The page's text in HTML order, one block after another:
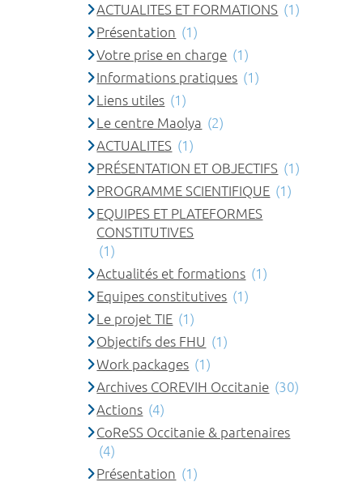
ACTUALITES ET FORMATIONS (1)
Présentation (1)
Votre prise en charge (1)
Informations pratiques (1)
Liens utiles (1)
Le centre Maolya (2)
ACTUALITES (1)
PRÉSENTATION ET OBJECTIFS (1)
PROGRAMME SCIENTIFIQUE (1)
EQUIPES ET PLATEFORMES
CONSTITUTIVES
(1)
Actualités et formations (1)
Equipes constitutives (1)
Le projet TIE (1)
Objectifs des FHU (1)
Work packages (1)
Archives COREVIH Occitanie (30)
Actions (4)
CoReSS Occitanie & partenaires
(4)
Présentation (1)